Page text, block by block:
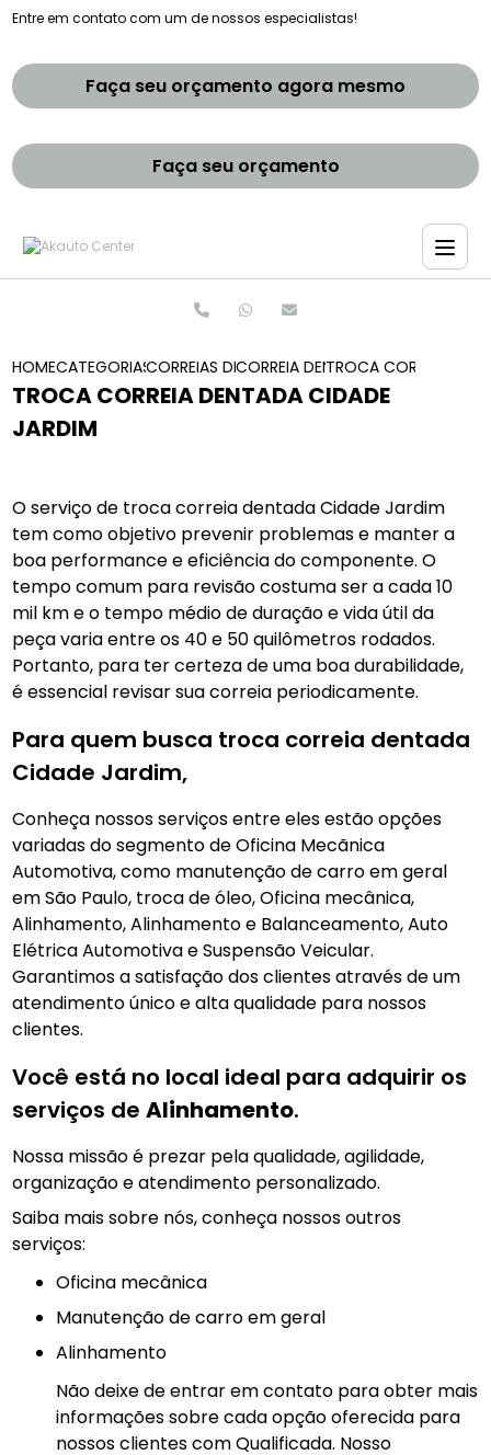
Entre em contato com um de nossos especialistas!
Faça seu orçamento agora mesmo
Faça seu orçamento
HOMECATEGORIASCORREIAS DENTADASCORREIA DENTADA MANUTENCAO
TROCA CORREIA
TROCA CORREIA DENTADA CIDADE
JARDIM
O serviço de troca correia dentada Cidade Jardim
tem como objetivo prevenir problemas e manter a
boa performance e eficiência do componente. O
tempo comum para revisão costuma ser a cada 10
mil km e o tempo médio de duração e vida útil da
peça varia entre os 40 e 50 quilômetros rodados.
Portanto, para ter certeza de uma boa durabilidade,
é essencial revisar sua correia periodicamente.
Para quem busca troca correia dentada
Cidade Jardim,
Conheça nossos serviços entre eles estão opções
variadas do segmento de Oficina Mecãnica
Automotiva, como manutenção de carro em geral
em São Paulo, troca de óleo, Oficina mecânica,
Alinhamento, Alinhamento e Balanceamento, Auto
Elétrica Automotiva e Suspensão Veicular.
Garantimos a satisfação dos clientes através de um
atendimento único e alta qualidade para nossos
clientes.
Você está no local ideal para adquirir os
serviços deAlinhamento.
Nossa missão é prezar pela qualidade, agilidade,
organização e atendimento personalizado.
Saiba mais sobre nós, conheça nossos outros
serviços:
Oficina mecânica
manutenção de carro em geral
Alinhamento
Não deixe de entrar em contato para obter mais
informações sobre cada opção oferecida para
nossos clientes com Qualificada. Nosso